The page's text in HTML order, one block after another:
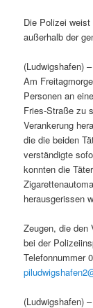
Die Polizei
außerhalb der
(Ludwigshafen)
Am
Personen an
Fries-Straße zu
Verankerung
die die beiden
verständigte
konnten die
herausgerissen
Zeugen, die den
bei der
Telefonnummer
(Ludwigshafen)